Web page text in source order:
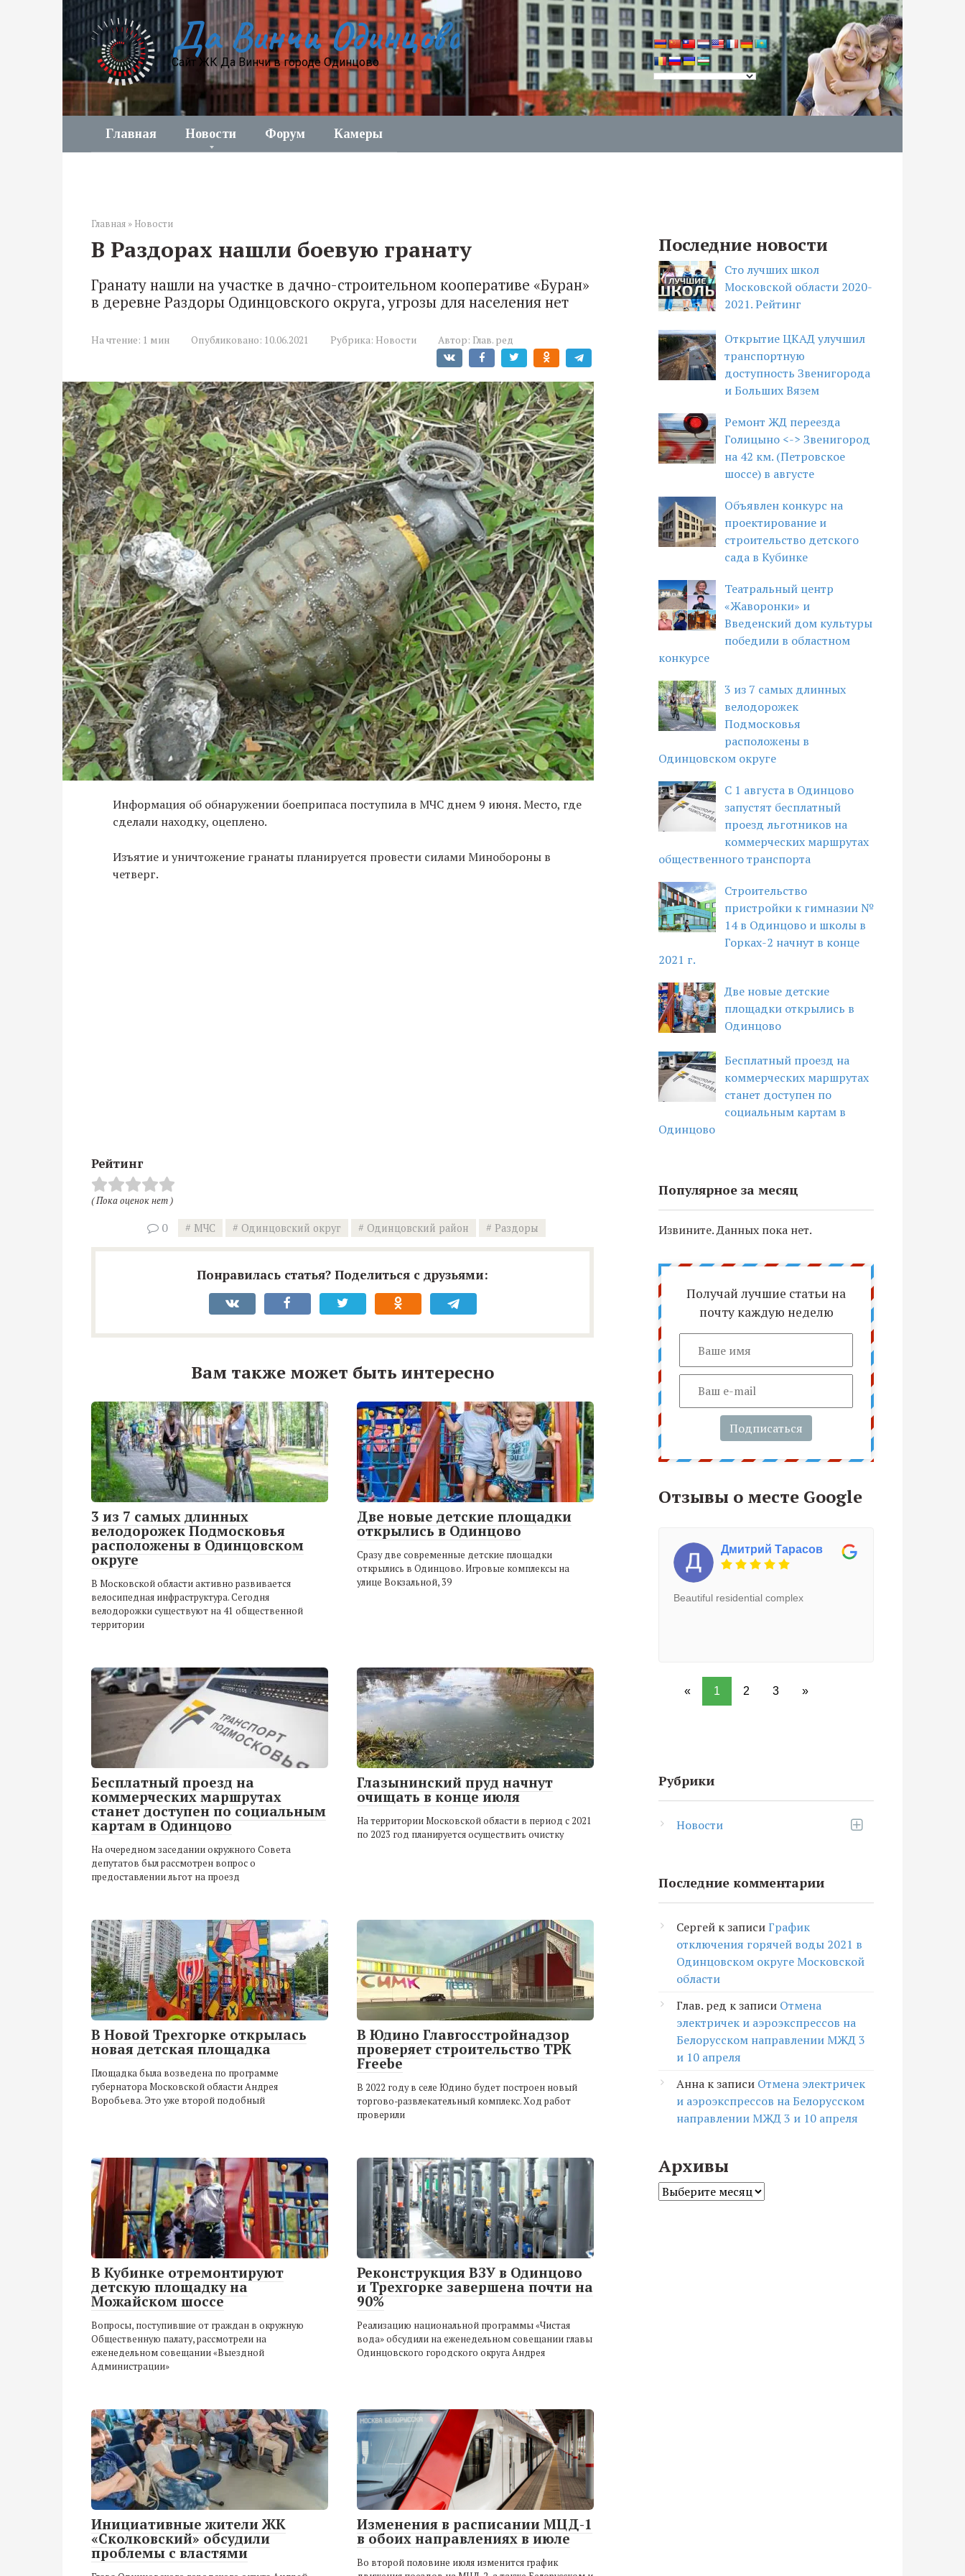
Да Винчи Одинцово
Сайт ЖК Да Винчи в городе Одинцово
Главная Новости Форум Камеры
Главная » Новости
В Раздорах нашли боевую гранату
Гранату нашли на участке в дачно-строительном кооперативе «Буран»
в деревне Раздоры Одинцовского округа, угрозы для населения нет
На чтение: 1 мин Опубликовано: 10.06.2021 Рубрика: Новости Автор: Глав. ред
Информация об обнаружении боеприпаса поступила в МЧС днем 9 июня. Место, где
сделали находку, оцеплено.
Изъятие и уничтожение гранаты планируется провести силами Минобороны в
четверг.
Рейтинг
( Пока оценок нет )
0 МЧС Одинцовский округ Одинцовский район Раздоры
Понравилась статья? Поделиться с друзьями:
Вам также может быть интересно
3 из 7 самых длинных
велодорожек Подмосковья
расположены в Одинцовском
округе
В Московской области активно развивается
велосипедная инфраструктура. Сегодня
велодорожки существуют на 41 общественной
территории
Две новые детские площадки
открылись в Одинцово
Сразу две современные детские площадки
открылись в Одинцово. Игровые комплексы на
улице Вокзальной, 39
Бесплатный проезд на
коммерческих маршрутах
станет доступен по социальным
картам в Одинцово
На очередном заседании окружного Совета
депутатов был рассмотрен вопрос о
предоставлении льгот на проезд
Глазынинский пруд начнут
очищать в конце июля
На территории Московской области в период с 2021
по 2023 год планируется осуществить очистку
В Новой Трехгорке открылась
новая детская площадка
Площадка была возведена по программе
губернатора Московской области Андрея
Воробьева. Это уже второй подобный
В Юдино Главгосстройнадзор
проверяет строительство ТРК
Freebe
В 2022 году в селе Юдино будет построен новый
торгово-развлекательный комплекс. Ход работ
проверили
В Кубинке отремонтируют
детскую площадку на
Можайском шоссе
Вопросы, поступившие от граждан в окружную
Общественную палату, рассмотрели на
еженедельном совещании «Выездной
Администрации»
Реконструкция ВЗУ в Одинцово
и Трехгорке завершена почти на
90%
Реализацию национальной программы «Чистая
вода» обсудили на еженедельном совещании главы
Одинцовского городского округа Андрея
Инициативные жители ЖК
«Сколковский» обсудили
проблемы с властями
Изменения в расписании МЦД-1
в обоих направлениях в июле
Во второй половине июля изменится график
Последние новости
Сто лучших школ
Московской области 2020-
2021. Рейтинг
Открытие ЦКАД улучшил
транспортную
доступность Звенигорода
и Больших Вязем
Ремонт ЖД переезда
Голицыно <-> Звенигород
на 42 км. (Петровское
шоссе) в августе
Объявлен конкурс на
проектирование и
строительство детского
сада в Кубинке
Театральный центр
«Жаворонки» и
Введенский дом культуры
победили в областном
конкурсе
3 из 7 самых длинных
велодорожек
Подмосковья
расположены в
Одинцовском округе
С 1 августа в Одинцово
запустят бесплатный
проезд льготников на
коммерческих маршрутах
общественного транспорта
Строительство
пристройки к гимназии №
14 в Одинцово и школы в
Горках-2 начнут в конце
2021 г.
Две новые детские
площадки открылись в
Одинцово
Бесплатный проезд на
коммерческих маршрутах
станет доступен по
социальным картам в
Одинцово
Популярное за месяц
Извините. Данных пока нет.
Получай лучшие статьи на
почту каждую неделю
Подписаться
Отзывы о месте Google
Дмитрий Тарасов
Beautiful residential complex
« 1 2 3 »
Рубрики
Новости
Последние комментарии
Сергей к записиГрафик
отключения горячей воды 2021 в
Одинцовском округе Московской
области
Глав. ред к записи Отмена
электричек и аэроэкспрессов на
Белорусском направлении МЖД 3
и 10 апреля
Анна к записи Отмена электричек
и аэроэкспрессов на Белорусском
направлении МЖД 3 и 10 апреля
Архивы
Архивы